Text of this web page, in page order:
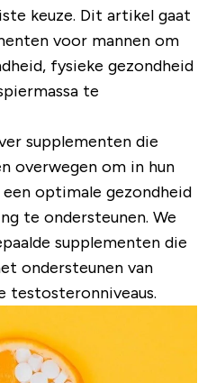
keuze. Dit artikel gaat
voor mannen om
fysieke gezondheid
te
supplementen die
overwegen om in hun
​​optimale gezondheid
te ondersteunen. We
supplementen die
ondersteunen van
testosteronniveaus.